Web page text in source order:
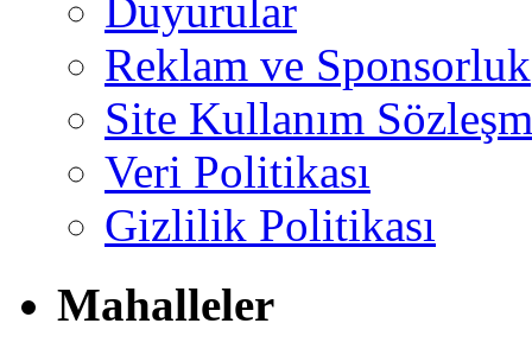
Duyurular
Reklam ve Sponsorluk
Site Kullanım
Veri Politikası
Gizlilik Politikası
Mahalleler